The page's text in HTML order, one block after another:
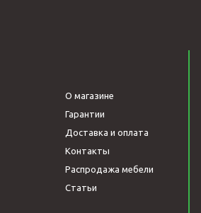
О магазине
Гарантии
Доставка и оплата
Контакты
Распродажа мебели
Статьи